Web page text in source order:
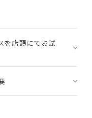
を店頭にてお試